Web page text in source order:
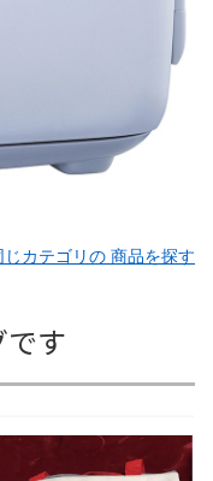
じカテゴリの 商品を探す
す